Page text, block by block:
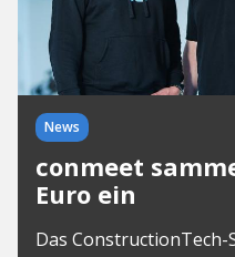
News
conmeet
Euro ein
Das ConstructionTech-